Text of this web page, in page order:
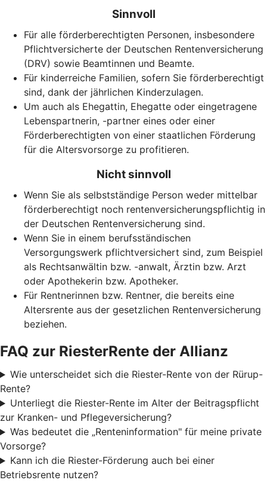
Sinnvoll
Für alle förderberechtigten Personen, insbesondere
Pflichtversicherte der Deutschen Rentenversicherung
(DRV) sowie Beamtinnen und Beamte.
Für kinderreiche Familien, sofern Sie förderberechtigt
sind, dank der jährlichen Kinderzulagen.
Um auch als Ehegattin, Ehegatte oder eingetragene
Lebenspartnerin, -partner eines oder einer
Förderberechtigten von einer staatlichen Förderung
für die Altersvorsorge zu profitieren.
Nicht sinnvoll
Wenn Sie als selbstständige Person weder mittelbar
förderberechtigt noch rentenversicherungspflichtig in
der Deutschen Rentenversicherung sind.
Wenn Sie in einem berufsständischen
Versorgungswerk pflichtversichert sind, zum Beispiel
als Rechtsanwältin bzw. -anwalt, Ärztin bzw. Arzt
oder Apothekerin bzw. Apotheker.
Für Rentnerinnen bzw. Rentner, die bereits eine
Altersrente aus der gesetzlichen Rentenversicherung
beziehen.
FAQ zur RiesterRente der Allianz
Wie unterscheidet sich die Riester-Rente von der Rürup-
Rente?
Unterliegt die Riester-Rente im Alter der Beitragspflicht
zur Kranken- und Pflegeversicherung?
Was bedeutet die „Renteninformation" für meine private
Vorsorge?
Kann ich die Riester-Förderung auch bei einer
Betriebsrente nutzen?